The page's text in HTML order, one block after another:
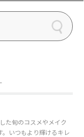
た旬のコスメやメイク
いつもより輝けるキレ